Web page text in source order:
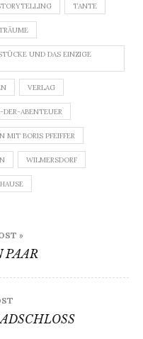
TANTE
TRÄUME
UND DAS EINZIGE
VERLAG
DER-ABENTEUER
MIT BORIS PFEIFFER
WILMERSDORF
»
PAAR